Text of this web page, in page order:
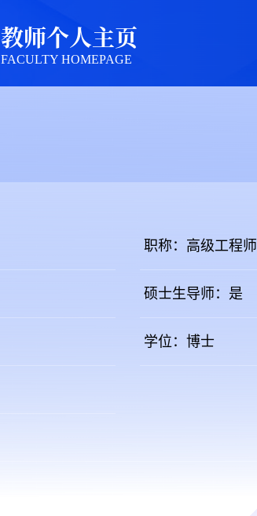
教师个人主页
FACULTY HOMEPAGE
职称：高级工程师
硕士生导师：是
学位：博士